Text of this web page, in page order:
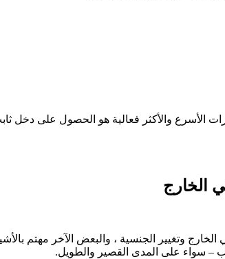
الأسرع والأكثر فعالية هو الحصول على دخل
الخارج
وتغيير الجنسية ، والبعض الآخر مهتم
– سواء على المدى القصير والطويل.